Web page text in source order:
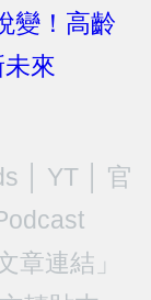
變！高齡
來
YT│ 官
章連結」